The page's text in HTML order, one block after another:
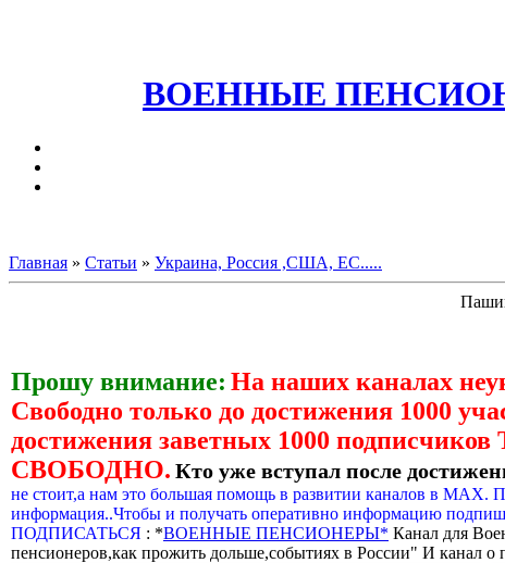
ВОЕННЫЕ
Главная » Статьи » Украина, Россия ,США, ЕС.....
Прошу внимание: На наших каналах
Свободно только до достижения 1000
достижения заветных 1000
СВОБОДНО. Кто уже вступал после
не стоит,а нам это большая помощь в развитии каналов в МАХ.
информация..Чтобы и получать оперативно информацию
ПОДПИСАТЬСЯ : *ВОЕННЫЕ ПЕНСИОНЕРЫ* Канал для
пенсионеров,как прожить дольше,событиях в России" И канал о